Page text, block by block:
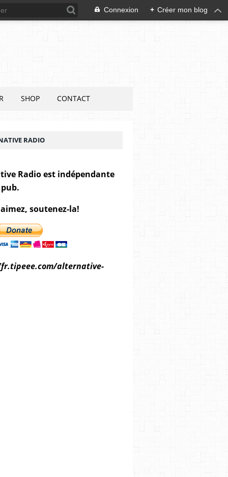
Connexion + Créer mon blog
SHOP CONTACT
RADIO
Radio est indépendante
soutenez-la!
alternative-